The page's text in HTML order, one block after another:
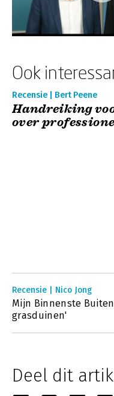
Ook
Recensie | Bert Peene
Handreiking
over
Recensie | Nico Jong
Mijn Binnenste
grasduinen'
Deel dit